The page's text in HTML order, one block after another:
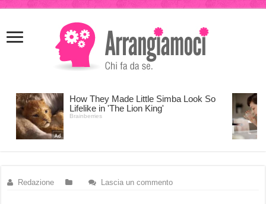
giriş
kingroyal
Redazione Lascia un commento